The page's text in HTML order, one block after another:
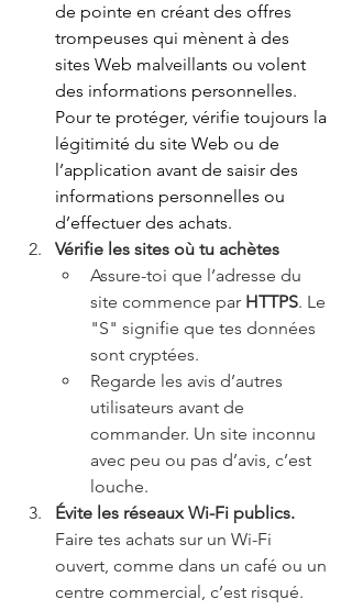
de pointe en créant des offres
trompeuses qui mènent à des
sites Web malveillants ou volent
des informations personnelles.
Pour te protéger, vérifie toujours la
légitimité du site Web ou de
l’application avant de saisir des
informations personnelles ou
d’effectuer des achats.
Vérifie les sites où tu achètes
Assure-toi que l’adresse du
site commence par HTTPS. Le
"S" signifie que tes données
sont cryptées.
Regarde les avis d’autres
utilisateurs avant de
commander. Un site inconnu
avec peu ou pas d’avis, c’est
louche.
Évite les réseaux Wi-Fi publics.
Faire tes achats sur un Wi-Fi
ouvert, comme dans un café ou un
centre commercial, c’est risqué.